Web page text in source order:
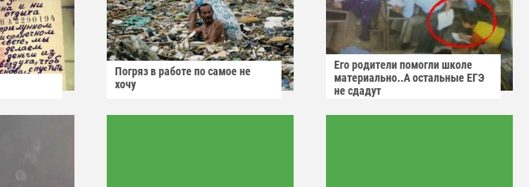
Погряз в работе по самое не
хочу
Его родители помогли школе
материально..А остальные ЕГЭ
не сдадут